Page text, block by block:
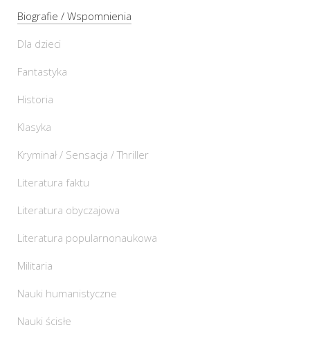
Biografie / Wspomnienia
Dla dzieci
Fantastyka
Historia
Klasyka
Kryminał / Sensacja / Thriller
Literatura faktu
Literatura obyczajowa
Literatura popularnonaukowa
Militaria
Nauki humanistyczne
Nauki ścisłe